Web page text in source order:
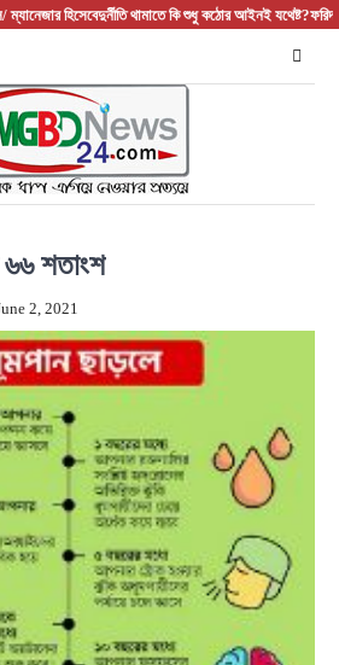
হিসেবেদুর্নীতি থামাতে কি শুধু কঠোর আইনই যথেষ্ট?ফরিদপুরের
৬৬ শতাংশ
2, 2021